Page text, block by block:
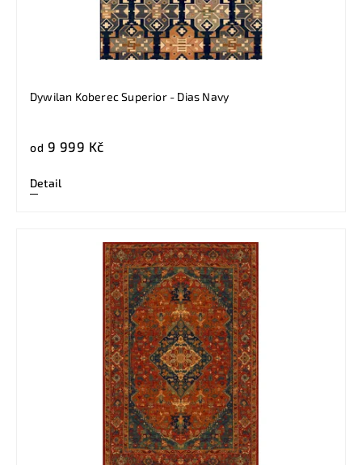
Dywilan Koberec Superior - Dias Navy
od 9 999 Kč
Detail